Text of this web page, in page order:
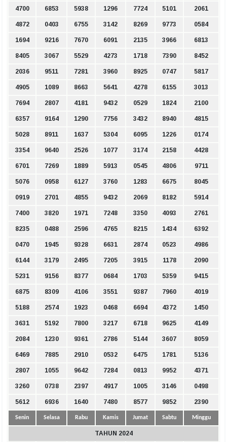
4700 6853 5938 1296 7724 5101 2061
4872 0403 6755 3142 8269 9773 0584
1694 9216 7670 6091 2135 3966 6813
8405 3067 5529 4273 1718 7390 8452
2036 9511 7281 3960 8925 0747 5817
4905 1089 8663 5641 4278 6155 3013
7694 2807 4181 9432 0529 1824 2100
6357 9164 1290 7756 3432 8940 4815
5028 8911 1637 5304 6095 1226 0174
3354 9640 2526 1077 3174 2158 4428
6701 7269 1889 5913 0545 4806 9711
5076 0958 6127 3760 1283 6675 8045
0919 2701 4855 9432 2069 8182 5914
7400 3820 1971 7248 3350 4093 2761
8235 0488 2596 4765 8215 1434 6392
0470 1945 9328 6631 2874 0523 4986
6144 3179 2495 7205 3915 1178 2090
5231 9156 8377 0684 1703 5359 9415
6875 8309 4106 3551 9387 7960 4019
5188 2574 1923 0468 6694 4372 1450
3631 5192 7800 3217 6718 9625 4149
2084 1230 9361 2786 5144 3607 8059
6469 7885 2910 0532 6475 1781 5136
2807 1055 9642 7284 0813 9952 4371
3260 0738 2397 4917 1005 3146 0498
5612 6936 1640 7480 8577 9852 2390
Senin Selasa Rabu Kamis Jumat Sabtu Minggu
TAHUN 2024